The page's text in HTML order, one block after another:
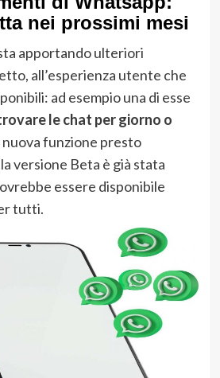
nei prossimi mesi
apportando ulteriori
all’esperienza utente che
ad esempio una di esse
le chat per giorno o
funzione presto
versione Beta è già stata
essere disponibile
tutti.